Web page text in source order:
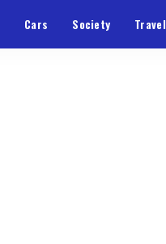
Cars Society Travel